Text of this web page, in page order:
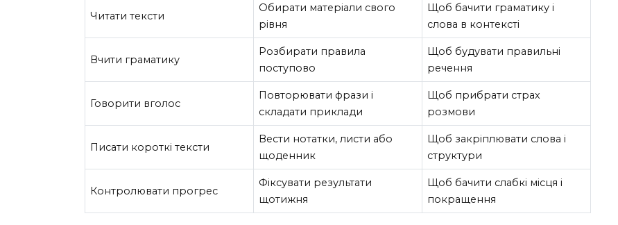
Читати тексти
Обирати матеріали свого
рівня
Щоб бачити граматику і
слова в контексті
Вчити граматику
Розбирати правила
поступово
Щоб будувати правильні
речення
Говорити вголос
Повторювати фрази і
складати приклади
Щоб прибрати страх
розмови
Писати короткі тексти
Вести нотатки, листи або
щоденник
Щоб закріплювати слова і
структури
Контролювати прогрес
Фіксувати результати
щотижня
Щоб бачити слабкі місця і
покращення